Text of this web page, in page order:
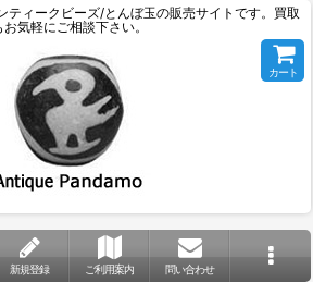
ティークビーズ/とんぼ玉の販売サイトです。買取
お気軽にご相談下さい。
カート
新規登録 ご利用案内 問い合わせ